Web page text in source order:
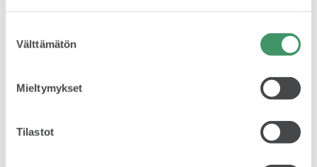
valinta
Välttämätön
Mieltymykset
Tilastot